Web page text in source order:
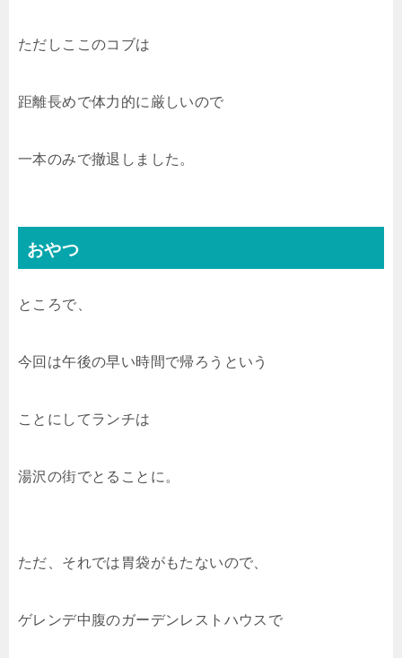
ただしここのコブは
距離長めで体力的に厳しいので
一本のみで撤退しました。
おやつ
ところで、
今回は午後の早い時間で帰ろうという
ことにしてランチは
湯沢の街でとることに。
ただ、それでは胃袋がもたないので、
ゲレンデ中腹のガーデンレストハウスで